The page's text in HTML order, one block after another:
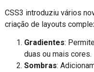
CSS3 introduziu vários
criação de layouts
Gradientes:
duas ou mais cores.
Sombras: